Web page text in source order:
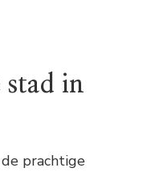
stad in
prachtige